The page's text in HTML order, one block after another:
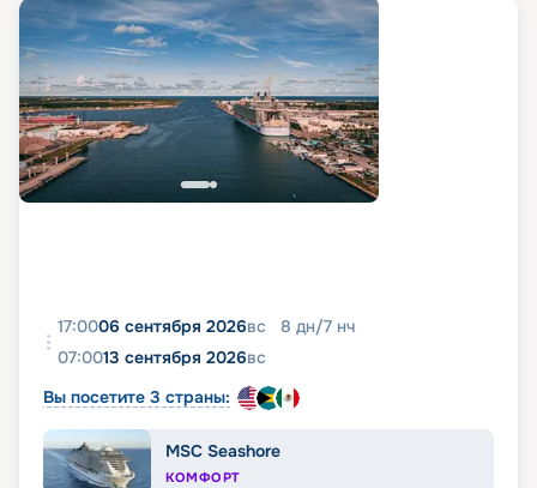
17:0006 сентября 2026вс 8 дн/7 нч
07:0013 сентября 2026вс
Вы посетите 3 страны:
MSC Seashore
КОМФОРТ